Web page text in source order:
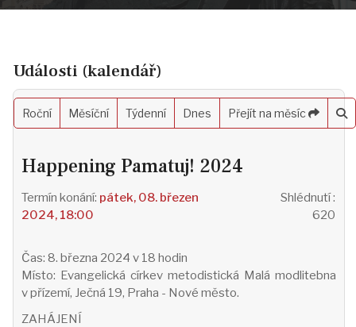
Události (kalendář)
Roční Měsíční Týdenní Dnes Přejít na měsíc
Happening Pamatuj! 2024
pátek, 08. březen
2024, 18:00
Shlédnutí:
620
Čas: 8. března 2024 v 18 hodin
Místo: Evangelická církev metodistická Malá modlitebna
v přízemí, Ječná 19, Praha - Nové město.
ZAHÁJENÍ